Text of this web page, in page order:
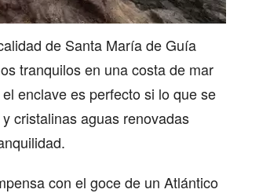
de Santa María de Guía
tranquilos en una costa de mar
enclave es perfecto si lo que se
cristalinas aguas renovadas
con el goce de un Atlántico